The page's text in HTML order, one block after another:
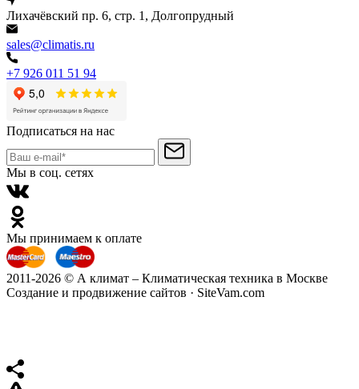
Лихачёвский пр. 6, стр. 1, Долгопрудный
sales@climatis.ru
+7 926 011 51 94
Подписаться на нас
Мы в соц. сетях
Мы принимаем к оплате
2011-2026 © А климат – Климатическая техника в Москве
Создание и продвижение сайтов · SiteVam.com